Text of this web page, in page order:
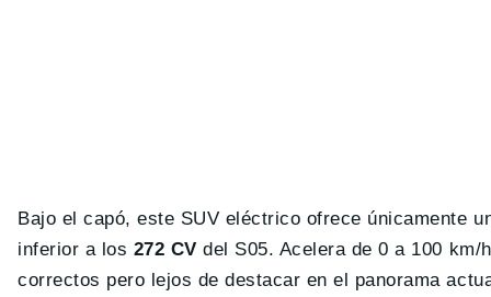
Bajo el capó, este SUV eléctrico ofrece únicamente
inferior a los 272 CV del S05. Acelera de 0 a 100 km/
correctos pero lejos de destacar en el panorama